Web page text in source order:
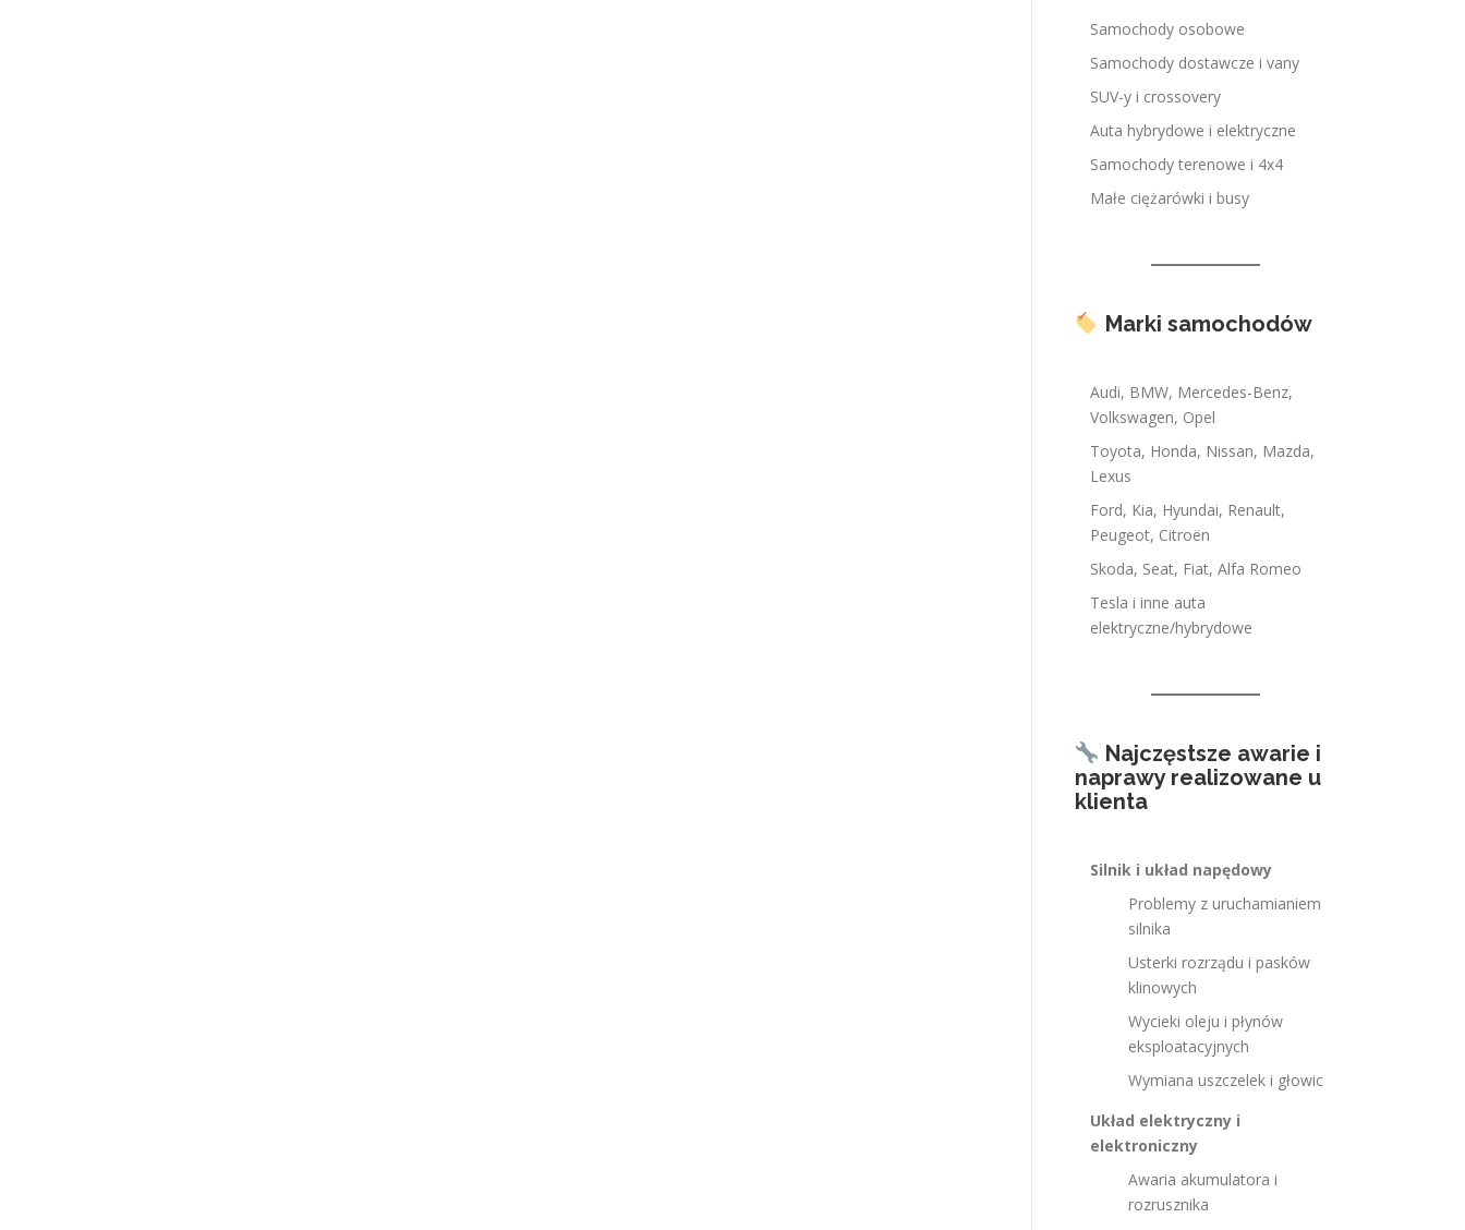
Samochody osobowe
Samochody dostawcze i vany
SUV-y i crossovery
Auta hybrydowe i elektryczne
Samochody terenowe i 4x4
Małe ciężarówki i busy
Marki samochodów
Audi, BMW, Mercedes-Benz,
Volkswagen, Opel
Toyota, Honda, Nissan, Mazda,
Lexus
Ford, Kia, Hyundai, Renault,
Peugeot, Citroën
Skoda, Seat, Fiat, Alfa Romeo
Tesla i inne auta
elektryczne/hybrydowe
Najczęstsze awarie i
naprawy realizowane u
klienta
Silnik i układ napędowy
Problemy z uruchamianiem
silnika
Usterki rozrządu i pasków
klinowych
Wycieki oleju i płynów
eksploatacyjnych
Wymiana uszczelek i głowic
Układ elektryczny i
elektroniczny
Awaria akumulatora i
rozrusznika